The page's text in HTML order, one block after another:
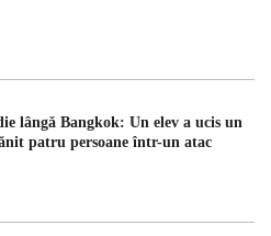
lângă Bangkok: Un elev a ucis un
patru persoane într-un atac